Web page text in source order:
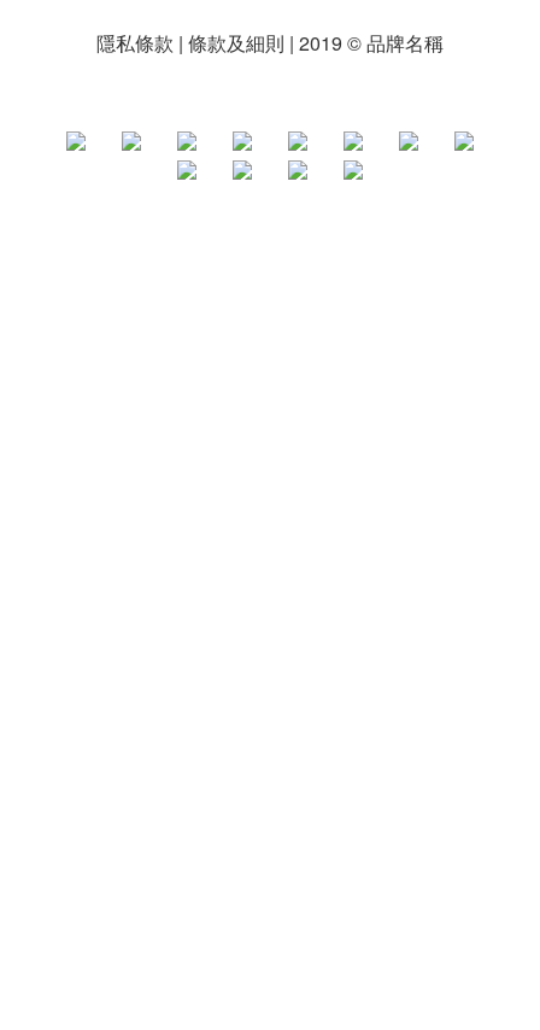
隱私條款 | 條款及細則 | 2019 © 品牌名稱